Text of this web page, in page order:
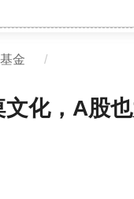
基金 /
化，A股也